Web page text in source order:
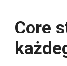
Core